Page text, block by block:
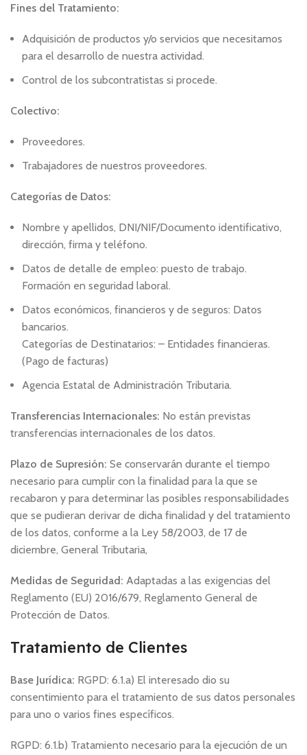
Fines del Tratamiento:
Adquisición de productos y/o servicios que necesitamos
para el desarrollo de nuestra actividad.
Control de los subcontratistas si procede.
Colectivo:
Proveedores.
Trabajadores de nuestros proveedores.
Categorías de Datos:
Nombre y apellidos, DNI/NIF/Documento identificativo,
dirección, firma y teléfono.
Datos de detalle de empleo: puesto de trabajo.
Formación en seguridad laboral.
Datos económicos, financieros y de seguros: Datos
bancarios.
Categorías de Destinatarios: – Entidades financieras.
(Pago de facturas)
Agencia Estatal de Administración Tributaria.
Transferencias Internacionales: No están previstas
transferencias internacionales de los datos.
Plazo de Supresión: Se conservarán durante el tiempo
necesario para cumplir con la finalidad para la que se
recabaron y para determinar las posibles responsabilidades
que se pudieran derivar de dicha finalidad y del tratamiento
de los datos, conforme a la Ley 58/2003, de 17 de
diciembre, General Tributaria,
Medidas de Seguridad: Adaptadas a las exigencias del
Reglamento (EU) 2016/679, Reglamento General de
Protección de Datos.
Tratamiento de Clientes
Base Jurídica: RGPD: 6.1.a) El interesado dio su
consentimiento para el tratamiento de sus datos personales
para uno o varios fines específicos.
RGPD: 6.1.b) Tratamiento necesario para la ejecución de un